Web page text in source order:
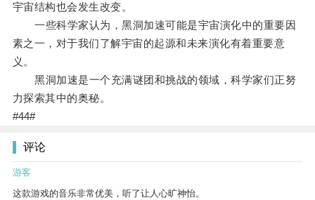
宇宙结构也会发生改变。
一些科学家认为，黑洞加速可能是宇宙演化中的重要因
素之一，对于我们了解宇宙的起源和未来演化有着重要意
义。
黑洞加速是一个充满谜团和挑战的领域，科学家们正努
力探索其中的奥秘。
#44#
评论
游客
这款游戏的音乐非常优美，听了让人心旷神怡。